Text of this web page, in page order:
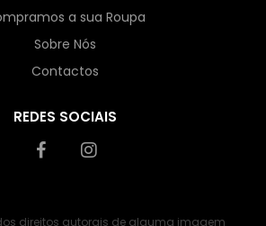
a sua Roupa
Sobre Nós
Contactos
REDES SOCIAIS
direitos autorais de alguma imagem